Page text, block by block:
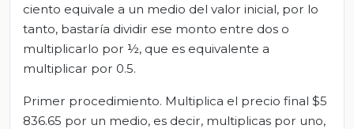
ciento equivale a un medio del valor inicial, por lo
tanto, bastaría dividir ese monto entre dos o
multiplicarlo por ½, que es equivalente a
multiplicar por 0.5.
Primer procedimiento. Multiplica el precio final $5
836.65 por un medio, es decir, multiplicas por uno,